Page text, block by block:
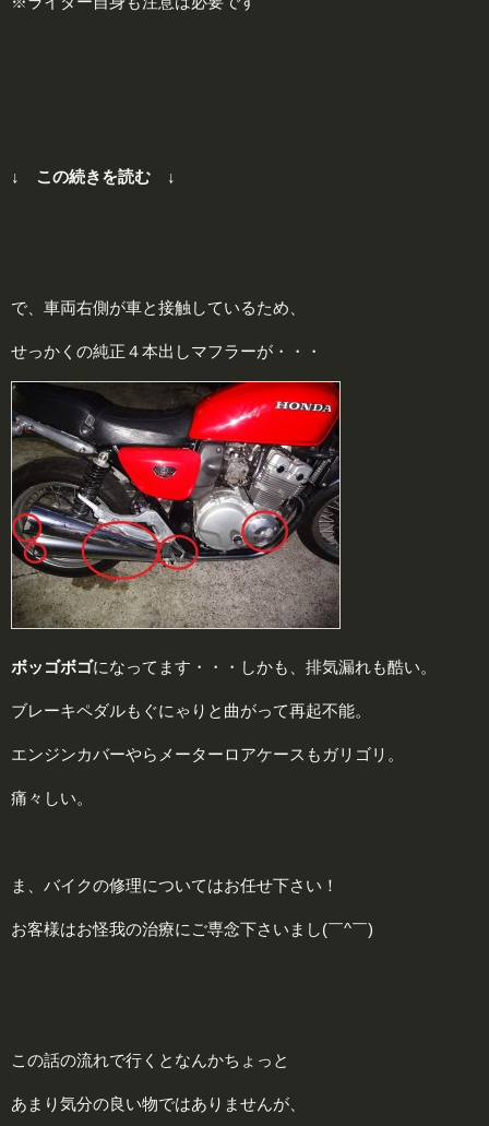
↓ この続きを読む ↓
で、車両右側が車と接触しているため、
せっかくの純正４本出しマフラーが・・・
ボッゴボゴになってます・・・しかも、排気漏れも酷い。
ブレーキペダルもぐにゃりと曲がって再起不能。
エンジンカバーやらメーターロアケースもガリゴリ。
痛々しい。
ま、バイクの修理についてはお任せ下さい！
お客様はお怪我の治療にご専念下さいまし(￣^￣)ゞ
この話の流れで行くとなんかちょっと
あまり気分の良い物ではありませんが、